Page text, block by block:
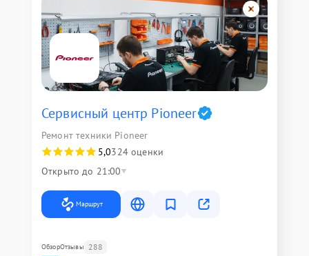
Сервисный центр Pioneer
Ремонт техники Pioneer
5,0324 оценки
Открыто до 21:00
Маршрут
ОбзорОтзывы 288